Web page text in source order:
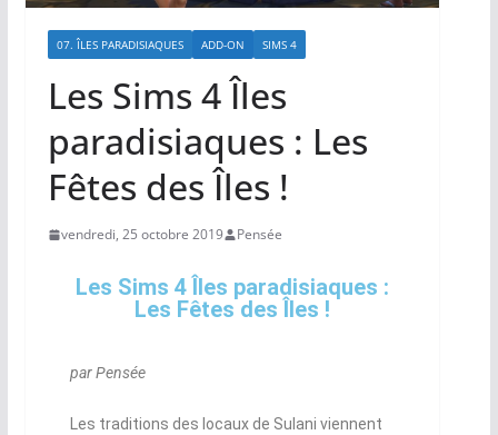
07. ÎLES PARADISIAQUES ADD-ON SIMS 4
Les Sims 4 Îles
paradisiaques : Les
Fêtes des Îles !
vendredi, 25 octobre 2019 Pensée
Les Sims 4 Îles paradisiaques :
Les Fêtes des Îles !
par Pensée
Les traditions des locaux de Sulani viennent